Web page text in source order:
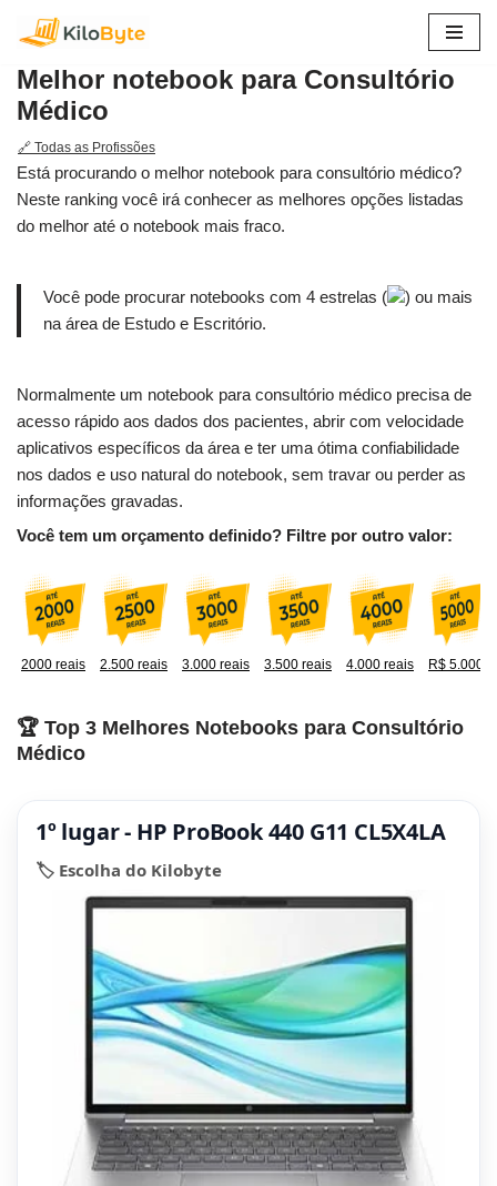
para
o
conteúdo
Melhor notebook para Consultório
Médico
🔗 Todas as Profissões
Está procurando o melhor notebook para consultório médico?
Neste ranking você irá conhecer as melhores opções listadas
do melhor até o notebook mais fraco.
Você pode procurar notebooks com 4 estrelas (
) ou mais
na área de Estudo e Escritório.
Normalmente um notebook para consultório médico precisa de
acesso rápido aos dados dos pacientes, abrir com velocidade
aplicativos específicos da área e ter uma ótima confiabilidade
nos dados e uso natural do notebook, sem travar ou perder as
informações gravadas.
Você tem um orçamento definido? Filtre por outro valor:
2000 reais 2.500 reais 3.000 reais 3.500 reais 4.000 reais R$ 5.000
🏆 Top 3 Melhores Notebooks para Consultório
Médico
1º lugar - HP ProBook 440 G11 CL5X4LA
🏷️ Escolha do Kilobyte